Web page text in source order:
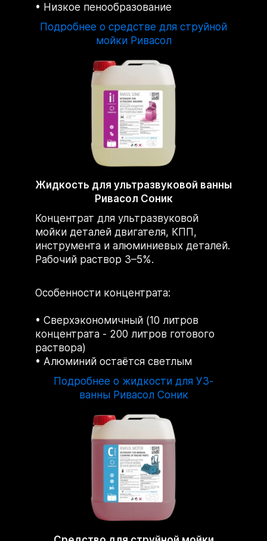
Низкое пенообразование
Подробнее о средстве для струйной
мойки Ривасол
Жидкость для ультразвуковой ванны
Ривасол Соник
Концентрат для ультразвуковой
мойки деталей двигателя, КПП,
инструмента и алюминиевых деталей.
Рабочий раствор 3–5%.
Особенности концентрата:
Сверхэкономичный (10 литров
концентрата - 200 литров готового
раствора)
Алюминий остаётся светлым
Подробнее о жидкости для УЗ-
ванны Ривасол Соник